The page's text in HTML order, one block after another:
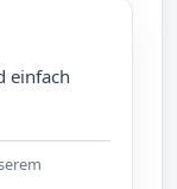
einfach